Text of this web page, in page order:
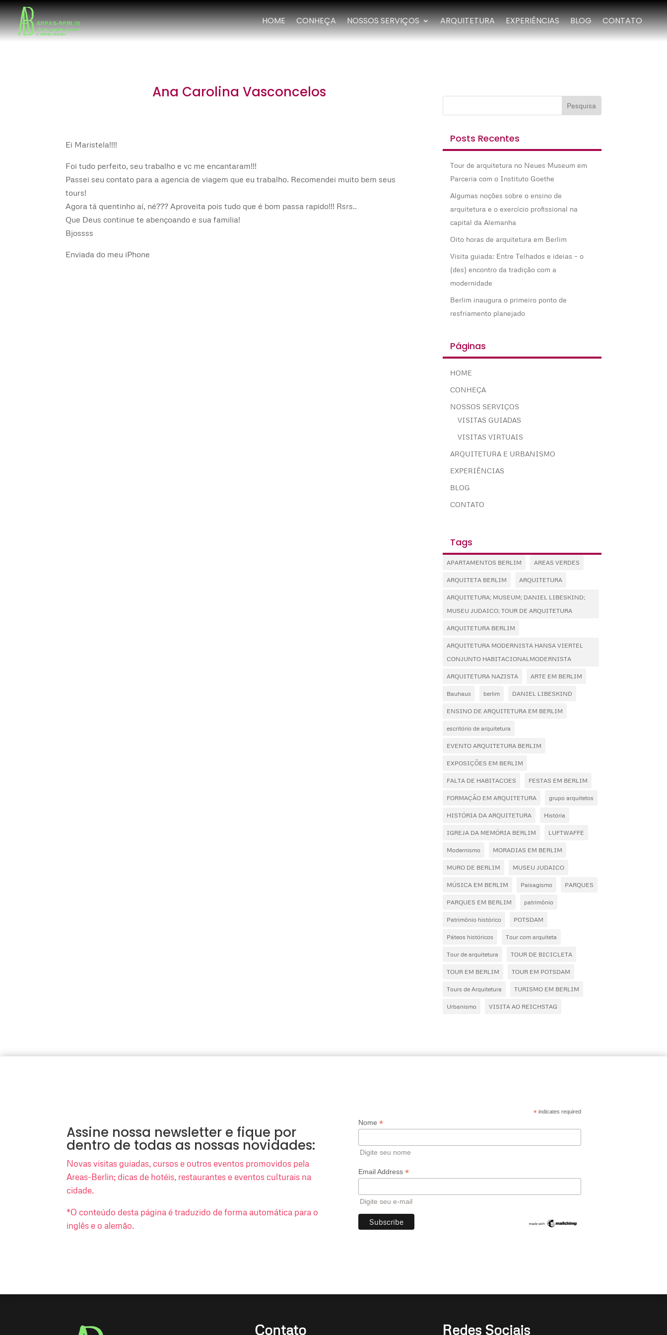
HOME CONHEÇA NOSSOS SERVIÇOS ARQUITETURA EXPERIÊNCIAS BLOG CONTATO
Ana Carolina Vasconcelos
Ei Maristela!!!!
Foi tudo perfeito, seu trabalho e vc me encantaram!!!
Passei seu contato para a agencia de viagem que eu trabalho. Recomendei muito bem seus
tours!
Agora tá quentinho aí, né??? Aproveita pois tudo que é bom passa rapido!!! Rsrs..
Que Deus continue te abençoando e sua familia!
Bjossss
Enviada do meu iPhone
Posts Recentes
Tour de arquitetura no Neues Museum em
Parceria com o Instituto Goethe
Algumas noções sobre o ensino de
arquitetura e o exercício profissional na
capital da Alemanha
Oito horas de arquitetura em Berlim
Visita guiada: Entre Telhados e ideias – o
(des) encontro da tradição com a
modernidade
Berlim inaugura o primeiro ponto de
resfriamento planejado
Páginas
HOME
CONHEÇA
NOSSOS SERVIÇOS
VISITAS GUIADAS
VISITAS VIRTUAIS
ARQUITETURA E URBANISMO
EXPERIÊNCIAS
BLOG
CONTATO
Tags
APARTAMENTOS BERLIM AREAS VERDES
ARQUITETA BERLIM ARQUITETURA
ARQUITETURA; MUSEUM; DANIEL LIBESKIND;
MUSEU JUDAICO; TOUR DE ARQUITETURA
ARQUITETURA BERLIM
ARQUITETURA MODERNISTA HANSA VIERTEL
CONJUNTO HABITACIONALMODERNISTA
ARQUITETURA NAZISTA ARTE EM BERLIM
Bauhaus berlim DANIEL LIBESKIND
ENSINO DE ARQUITETURA EM BERLIM
escritório de arquitetura
EVENTO ARQUITETURA BERLIM
EXPOSIÇÕES EM BERLIM
FALTA DE HABITACOES FESTAS EM BERLIM
FORMAÇÃO EM ARQUITETURA grupo arquitetos
HISTÓRIA DA ARQUITETURA História
IGREJA DA MEMÓRIA BERLIM LUFTWAFFE
Modernismo MORADIAS EM BERLIM
MURO DE BERLIM MUSEU JUDAICO
MÚSICA EM BERLIM Paisagismo PARQUES
PARQUES EM BERLIM patrimônio
Patrimônio histórico POTSDAM
Páteos históricos Tour com arquiteta
Tour de arquitetura TOUR DE BICICLETA
TOUR EM BERLIM TOUR EM POTSDAM
Tours de Arquitetura TURISMO EM BERLIM
Urbanismo VISITA AO REICHSTAG
Assine nossa newsletter e fique por
dentro de todas as nossas novidades:
Novas visitas guiadas, cursos e outros eventos promovidos pela
Areas-Berlin; dicas de hotéis, restaurantes e eventos culturais na
cidade.
*O conteúdo desta página é traduzido de forma automática para o
inglês e o alemão.
*indicates required
Nome *
Digite seu nome
Email Address *
Digite seu e-mail
Contato Redes Sociais